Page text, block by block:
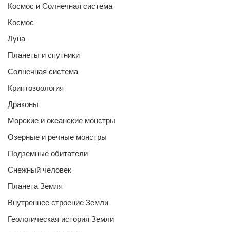
Космос и Солнечная система
Космос
Луна
Планеты и спутники
Солнечная система
Криптозоология
Драконы
Морские и океанские монстры
Озерные и речные монстры
Подземные обитатели
Снежный человек
Планета Земля
Внутреннее строение Земли
Геологическая история Земли